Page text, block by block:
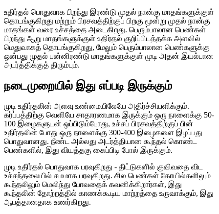
உதிர்தல் பொதுவாக பிறந்து இரண்டு முதல் நான்கு மாதங்களுக்குள்
தொடங்குகிறது மற்றும் பிரசவத்திற்குப் பிறகு மூன்று முதல் நான்கு
மாதங்கள் வரை உச்சத்தை அடைகிறது. பெரும்பாலான பெண்கள்
பிறந்து ஆறு மாதங்களுக்குள் உதிர்தல் குறிப்பிடத்தக்க அளவில்
மெதுவாகத் தொடங்குகிறது, மேலும் பெரும்பாலான பெண்களுக்கு
ஒன்பது முதல் பன்னிரண்டு மாதங்களுக்குள் முடி அதன் இயல்பான
அடர்த்திக்குத் திரும்பும்.
நடைமுறையில் இது எப்படி இருக்கும்
முடி உதிர்தலின் அளவு உண்மையிலேயே அதிர்ச்சியளிக்கும்.
கர்ப்பத்திற்கு வெளியே சாதாரணமாக இருக்கும் ஒரு நாளைக்கு 50-
100 இழைகளுடன் ஒப்பிடும்போது, ​​உச்சப் பிரசவத்திற்குப் பின்
உதிர்தலின் போது ஒரு நாளைக்கு 300-400 இழைகளை இழப்பது
பொதுவானது. நீண்ட அல்லது அடர்த்தியான கூந்தல் கொண்ட
பெண்களில், இது வியத்தகு கைப்பிடி போல் இருக்கும்.
முடி உதிர்தல் பொதுவாக பரவுகிறது - திட்டுகளில் குவிவதை விட
உச்சந்தலையில் சமமாக பரவுகிறது. சில பெண்கள் கோயில்களிலும்
கூந்தலிலும் மெலிந்து போவதைக் கவனிக்கிறார்கள், இது
கூந்தலின் தோற்றத்தில் காணக்கூடிய மாற்றத்தை உருவாக்கும், இது
ஆபத்தானதாக உணர்கிறது.